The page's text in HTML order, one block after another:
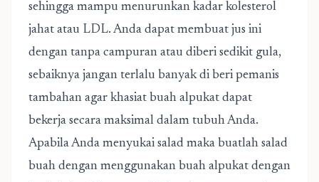
sehingga mampu menurunkan kadar kolesterol
jahat atau LDL. Anda dapat membuat jus ini
dengan tanpa campuran atau diberi sedikit gula,
sebaiknya jangan terlalu banyak di beri pemanis
tambahan agar khasiat buah alpukat dapat
bekerja secara maksimal dalam tubuh Anda.
Apabila Anda menyukai salad maka buatlah salad
buah dengan menggunakan buah alpukat dengan